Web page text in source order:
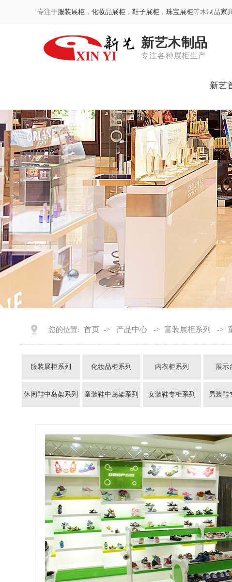
专注于服装展柜 ，化妆品展柜 ，鞋子展柜 ，珠宝展柜等木制品家
新艺木制品
专注各种展柜生产
新艺
您的位置: 首页 -> 产品中心 -> 童装展柜系列 ->
服装展柜系列 化妆品柜系列 内衣柜系列 展示
休闲鞋中岛架系列 童装鞋中岛架系列 女装鞋专柜系列 男装鞋